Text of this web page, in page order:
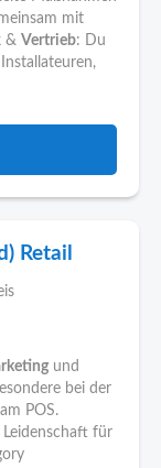
mit
& Vertrieb: Du
Retail
und
bei der
POS.
für